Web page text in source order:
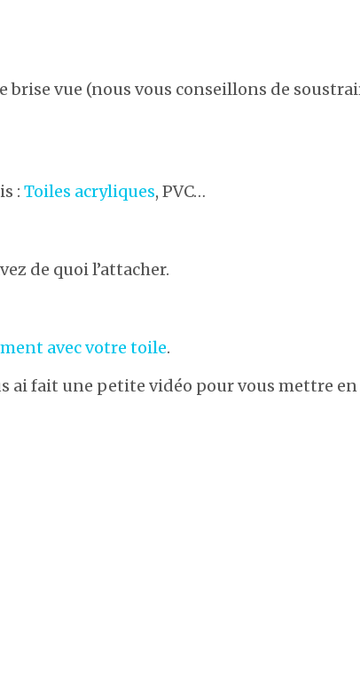
brise vue (nous vous conseillons de
: Toiles acryliques, PVC…
de quoi l’attacher.
avec votre toile.
ai fait une petite vidéo pour vous mettre